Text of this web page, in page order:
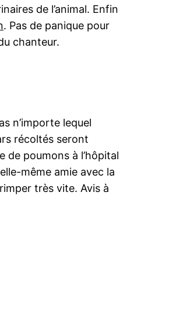
de l’animal. Enfin
. Pas de panique pour
chanteur.
n’importe lequel
récoltés seront
de poumons à l’hôpital
même amie avec la
très vite. Avis à